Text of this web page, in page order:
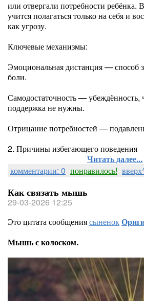
или отвергали потребности ребёнка.
учится полагаться только на себя и
как угрозу.
Ключевые механизмы:
Эмоциональная дистанция — способ
боли.
Самодостаточность —
поддержка не нужны.
Отрицание потребностей —
2. Причины избегающего поведения
Читать далее...
комментарии: 0 понравилось!
Как связать мышь
29-03-2026 12:25
Это цитата сообщениясыненок
Мышь с колоском.